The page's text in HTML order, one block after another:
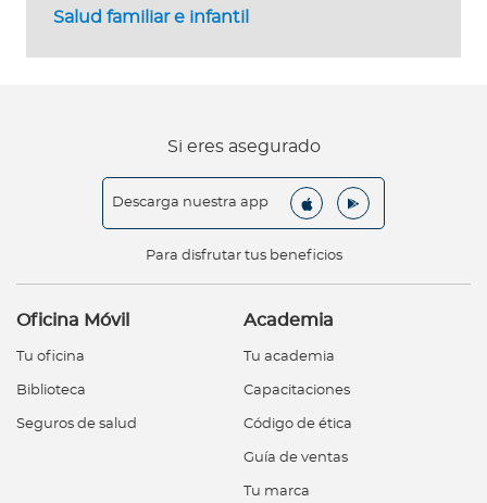
Salud familiar e infantil
Si eres asegurado
Descarga nuestra app
Para disfrutar tus beneficios
Oficina Móvil
Tu oficina
Biblioteca
Seguros de salud
Academia
Tu academia
Capacitaciones
Código de ética
Guía de ventas
Tu marca